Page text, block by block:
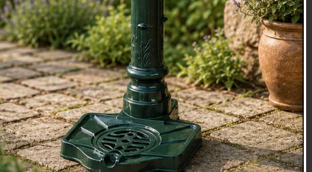
Patří ke stylu vintage, má bílou barvu, sedací část je v přírodním tónu.
Svým provedením připomíná staré dobré časy a při posazení do této
židle se budete cítit jako na zámku.
Židle má velmi pěknou opěrnou část složenou z úzkých latěček, díky
anatomickému tvarování je posezení pohodlné. Skloubením těchto
židlí s některým ze stolů, které nabízíme, dosáhnete nádherně
vypadající nábytkové sestavy, která se stane chloubou vaší
domácnosti.
Záruka: 24 měsíců
30 DENNÍ ZÁRUKA VRÁCENÍ PENĚZ!